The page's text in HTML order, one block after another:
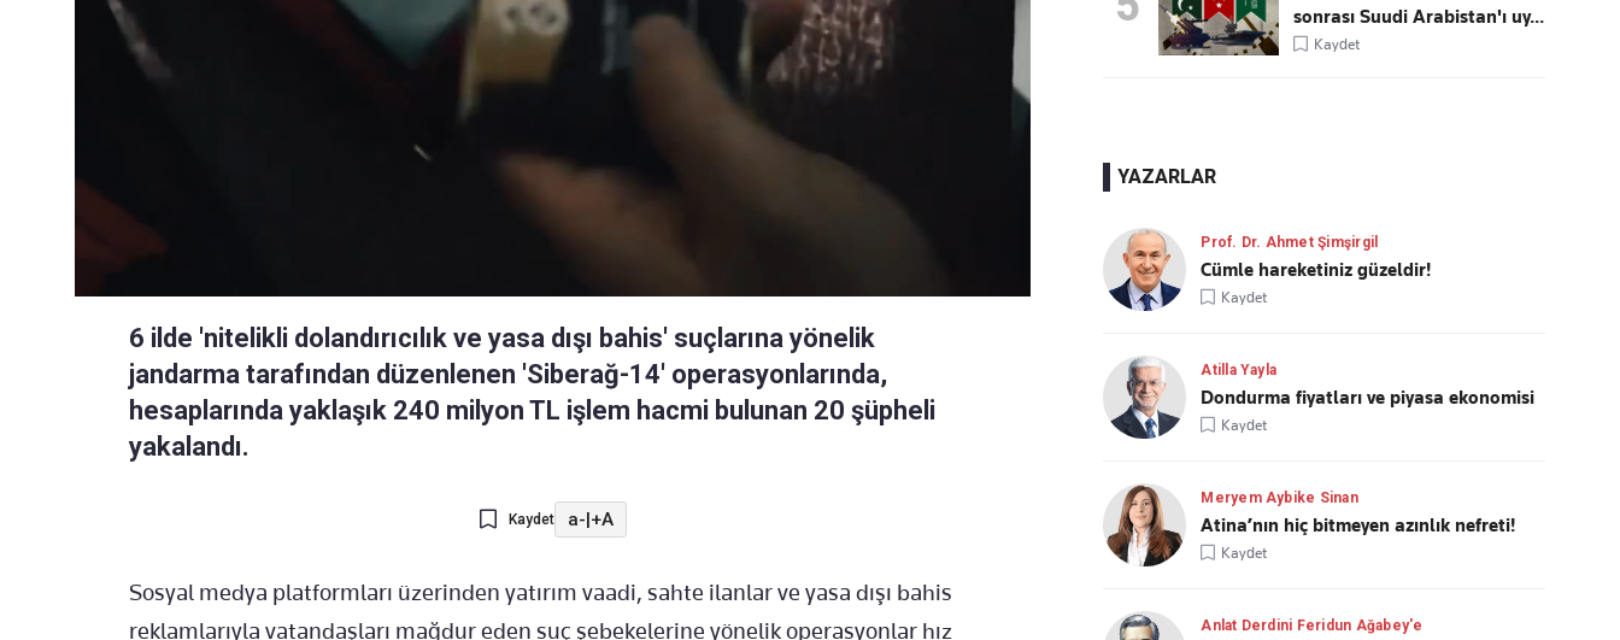
6 ilde 'nitelikli dolandırıcılık ve yasa dışı bahis' suçlarına yönelik
jandarma tarafından düzenlenen 'Siberağ-14' operasyonlarında,
hesaplarında yaklaşık 240 milyon TL işlem hacmi bulunan 20 şüpheli
yakalandı.
Kaydet a-|+A
Sosyal medya platformları üzerinden yatırım vaadi, sahte ilanlar ve yasa dışı bahis
reklamlarıyla vatandaşları mağdur eden suç şebekelerine yönelik operasyonlar hız
sonrası Suudi Arabistan'ı uy...
Kaydet
YAZARLAR
Prof. Dr. Ahmet Şimşirgil
Cümle hareketiniz güzeldir!
Kaydet
Atilla Yayla
Dondurma fiyatları ve piyasa ekonomisi
Kaydet
Meryem Aybike Sinan
Atina’nın hiç bitmeyen azınlık nefreti!
Kaydet
Anlat Derdini Feridun Ağabey'e